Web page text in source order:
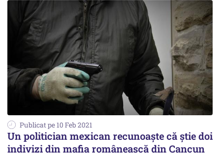
Publicat pe 10 Feb 2021
Un politician mexican recunoaşte că ştie doi
indivizi din mafia românească din Cancun